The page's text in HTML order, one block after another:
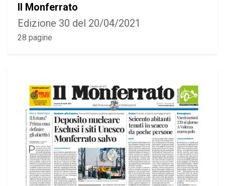
Il Monferrato
Edizione 30 del 20/04/2021
28 pagine